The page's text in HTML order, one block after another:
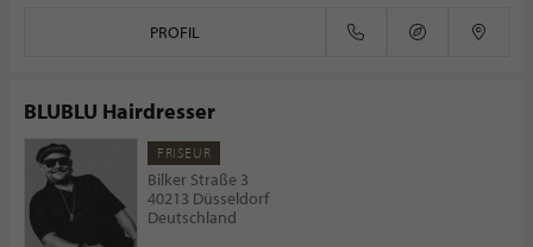
PROFIL
BLUBLU Hairdresser
FRISEUR
Bilker Straße 3
40213 Düsseldorf
Deutschland